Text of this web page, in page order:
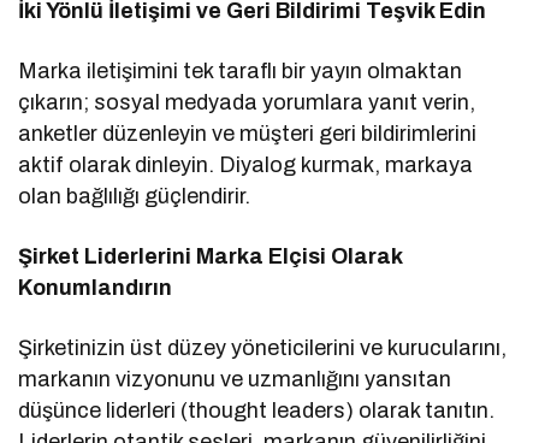
İki Yönlü İletişimi ve Geri Bildirimi Teşvik Edin
Marka iletişimini tek taraflı bir yayın olmaktan
çıkarın; sosyal medyada yorumlara yanıt verin,
anketler düzenleyin ve müşteri geri bildirimlerini
aktif olarak dinleyin. Diyalog kurmak, markaya
olan bağlılığı güçlendirir.
Şirket Liderlerini Marka Elçisi Olarak
Konumlandırın
Şirketinizin üst düzey yöneticilerini ve kurucularını,
markanın vizyonunu ve uzmanlığını yansıtan
düşünce liderleri (thought leaders) olarak tanıtın.